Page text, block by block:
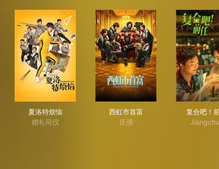
夏洛特烦恼
婚礼司仪
西虹市首富
庄强
复合吧！